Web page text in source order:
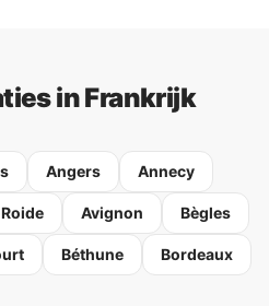
in Frankrijk
Angers Annecy
Avignon Bègles
Béthune Bordeaux